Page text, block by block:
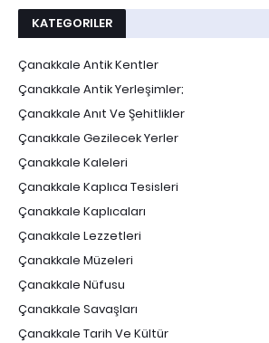
KATEGORILER
Çanakkale Antik Kentler
Çanakkale Antik Yerleşimler;
Çanakkale Anıt Ve Şehitlikler
Çanakkale Gezilecek Yerler
Çanakkale Kaleleri
Çanakkale Kaplıca Tesisleri
Çanakkale Kaplıcaları
Çanakkale Lezzetleri
Çanakkale Müzeleri
Çanakkale Nüfusu
Çanakkale Savaşları
Çanakkale Tarih Ve Kültür